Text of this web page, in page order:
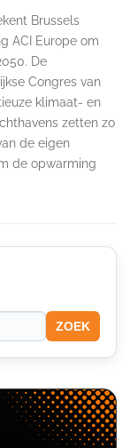
Brussels
ACI Europe om
De
Congres van
klimaat- en
zetten zo
de eigen
de opwarming
ZOEK